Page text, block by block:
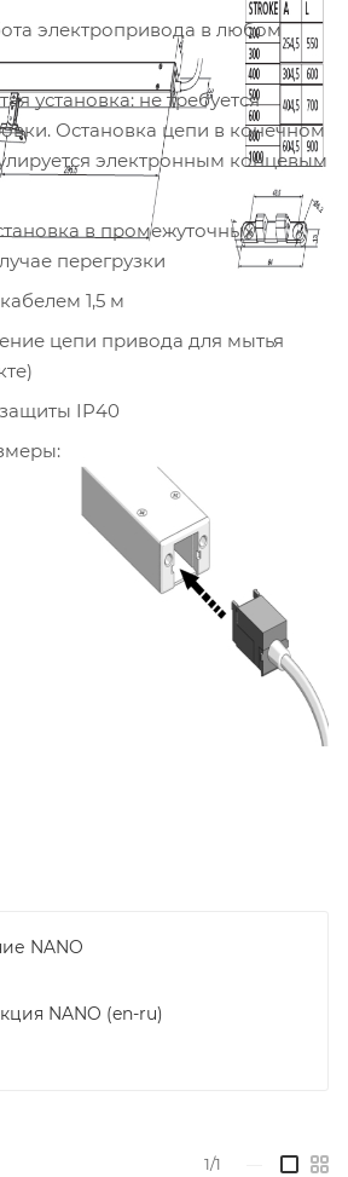
электропривода в любом
установка: не требуется
Остановка цепи в конечном
электронным концевым
в промежуточных
перегрузки
1,5 м
цепи привода для мытья
IP40
NANO
NANO (en-ru)
1/1